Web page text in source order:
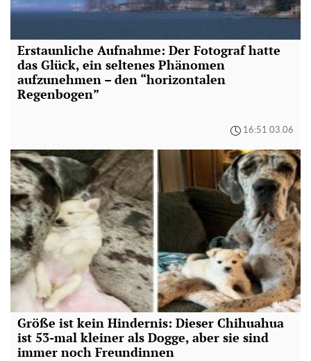
Erstaunliche Aufnahme: Der Fotograf hatte
das Glück, ein seltenes Phänomen
aufzunehmen – den “horizontalen
Regenbogen”
16:51 03.06
Größe ist kein Hindernis: Dieser Chihuahua
ist 53-mal kleiner als Dogge, aber sie sind
immer noch Freundinnen